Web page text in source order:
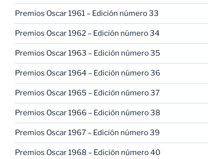
Premios Oscar 1961 – Edición número 33
Premios Oscar 1962 – Edición número 34
Premios Oscar 1963 – Edición número 35
Premios Oscar 1964 – Edición número 36
Premios Oscar 1965 – Edición número 37
Premios Oscar 1966 – Edición número 38
Premios Oscar 1967 – Edición número 39
Premios Oscar 1968 – Edición número 40